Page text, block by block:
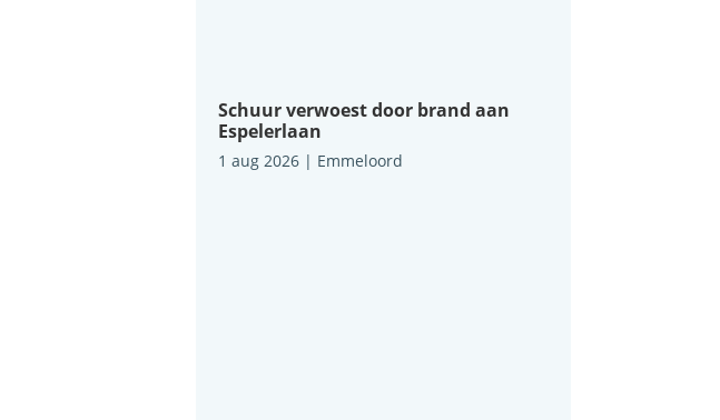
Schuur verwoest door brand aan
Espelerlaan
1 aug 2026| Emmeloord